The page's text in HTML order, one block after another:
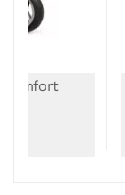
Rollator